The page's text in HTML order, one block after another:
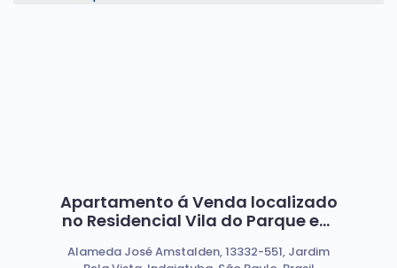
Apartamento á Venda localizado
no Residencial Vila do Parque em
Alameda José Amstalden, 13332-551, Jardim